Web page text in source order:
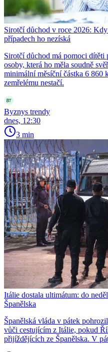
Sirotčí důchod v roce 2026:
případech ho nezíská
Sirotčí důchod má pomoci dítěti
osoby, která ho měla soudně
minimální měsíční částka 6 860
zemřelému nestačí.
Byznys trendy
dnes, 12:30
3 min
Itálie dostala ultimátum: do
Španělska
Španělská vláda v pátek
vůči cestujícím z Itálie, pokud
přijíždějících ze Španělska. V